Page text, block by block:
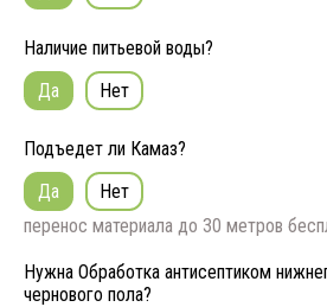
Наличие питьевой воды?
Да
Нет
Подъедет ли Камаз?
Да
Нет
перенос материала до 30 метров
Нужна Обработка антисептиком
чернового пола?